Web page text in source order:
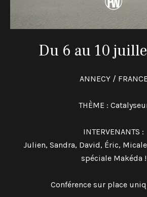
Du 6 au 10
ANNECY / FRANCE
THÈME :
INTERVENANTS :
Julien, Sandra, David, Éric,
spéciale Makéda !
Conférence sur place